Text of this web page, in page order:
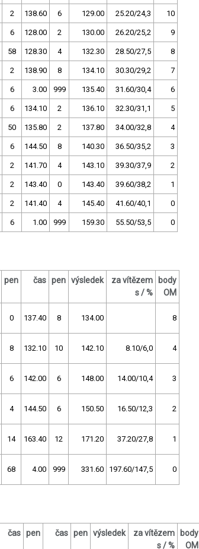
2 138.60 6 129.00 25.20/24,3 10
6 128.00 2 130.00 26.20/25,2 9
58 128.30 4 132.30 28.50/27,5 8
2 138.90 8 134.10 30.30/29,2 7
6 3.00 999 135.40 31.60/30,4 6
6 134.10 2 136.10 32.30/31,1 5
50 135.80 2 137.80 34.00/32,8 4
6 144.50 8 140.30 36.50/35,2 3
2 141.70 4 143.10 39.30/37,9 2
2 143.40 0 143.40 39.60/38,2 1
2 141.40 4 145.40 41.60/40,1 0
6 1.00 999 159.30 55.50/53,5 0
pen čas pen výsledek
za vítězem
s / %
body
OM
0 137.40 8 134.00 8
8 132.10 10 142.10 8.10/6,0 4
6 142.00 6 148.00 14.00/10,4 3
4 144.50 6 150.50 16.50/12,3 2
14 163.40 12 171.20 37.20/27,8 1
68 4.00 999 331.60 197.60/147,5 0
čas pen čas pen výsledek
za vítězem
s / %
body
OM